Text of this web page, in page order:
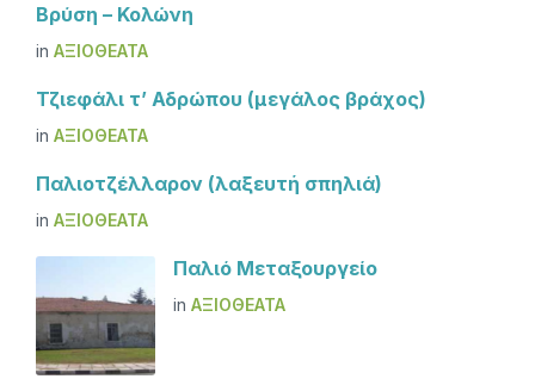
Βρύση – Κολώνη
in ΑΞΙΟΘΈΑΤΑ
Τζιεφάλι τ’ Αδρώπου (μεγάλος βράχος)
in ΑΞΙΟΘΈΑΤΑ
Παλιοτζέλλαρον (λαξευτή σπηλιά)
in ΑΞΙΟΘΈΑΤΑ
Παλιό Μεταξουργείο
in ΑΞΙΟΘΈΑΤΑ